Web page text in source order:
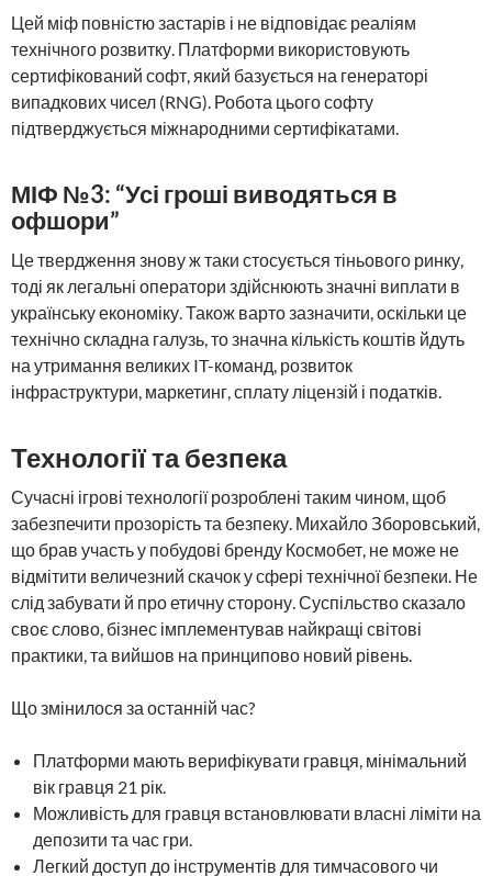
Цей міф повністю застарів і не відповідає реаліям
технічного розвитку. Платформи використовують
сертифікований софт, який базується на генераторі
випадкових чисел (RNG). Робота цього софту
підтверджується міжнародними сертифікатами.
МІФ №3: “Усі гроші виводяться в
офшори”
Це твердження знову ж таки стосується тіньового ринку,
тоді як легальні оператори здійснюють значні виплати в
українську економіку. Також варто зазначити, оскільки це
технічно складна галузь, то значна кількість коштів йдуть
на утримання великих IT-команд, розвиток
інфраструктури, маркетинг, сплату ліцензій і податків.
Технології та безпека
Сучасні ігрові технології розроблені таким чином, щоб
забезпечити прозорість та безпеку. Михайло Зборовський,
що брав участь у побудові бренду Космобет, не може не
відмітити величезний скачок у сфері технічної безпеки. Не
слід забувати й про етичну сторону. Суспільство сказало
своє слово, бізнес імплементував найкращі світові
практики, та вийшов на принципово новий рівень.
Що змінилося за останній час?
Платформи мають верифікувати гравця, мінімальний
вік гравця 21 рік.
Можливість для гравця встановлювати власні ліміти на
депозити та час гри.
Легкий доступ до інструментів для тимчасового чи